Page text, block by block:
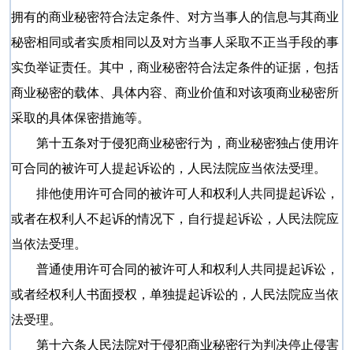
拥有的商业秘密符合法定条件、对方当事人的信息与其商业
秘密相同或者实质相同以及对方当事人采取不正当手段的事
实负举证责任。其中，商业秘密符合法定条件的证据，包括
商业秘密的载体、具体内容、商业价值和对该项商业秘密所
采取的具体保密措施等。
第十五条对于侵犯商业秘密行为，商业秘密独占使用许
可合同的被许可人提起诉讼的，人民法院应当依法受理。
排他使用许可合同的被许可人和权利人共同提起诉讼，
或者在权利人不起诉的情况下，自行提起诉讼，人民法院应
当依法受理。
普通使用许可合同的被许可人和权利人共同提起诉讼，
或者经权利人书面授权，单独提起诉讼的，人民法院应当依
法受理。
第十六条人民法院对于侵犯商业秘密行为判决停止侵害